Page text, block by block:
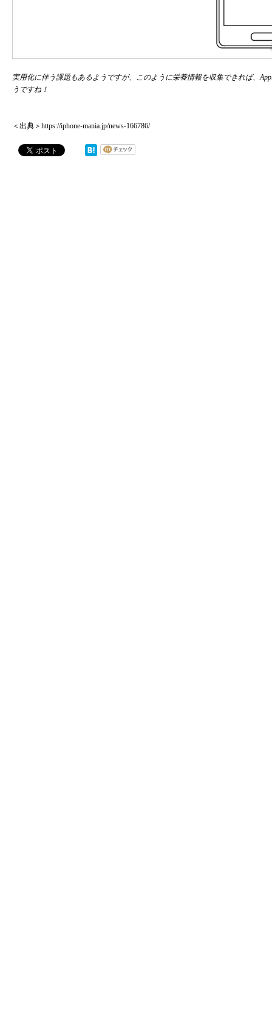
実用化に伴う課題もあるようですが、このように栄養情報を収集できれば、
うですね！
＜出典＞https://iphone-mania.jp/news-166786/